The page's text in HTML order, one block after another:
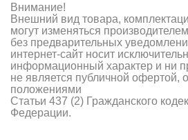
Аппаратура и электроника
Аккумуляторы и батарейки
Зарядные устройства и блоки
Двигатели
Внимание!
Внешний вид товара,
могут изменяться производителем
без предварительных
интернет-сайт носит
информационный характер и ни
не является публичной офертой,
положениями
Статьи 437 (2) Гражданского
Федерации.